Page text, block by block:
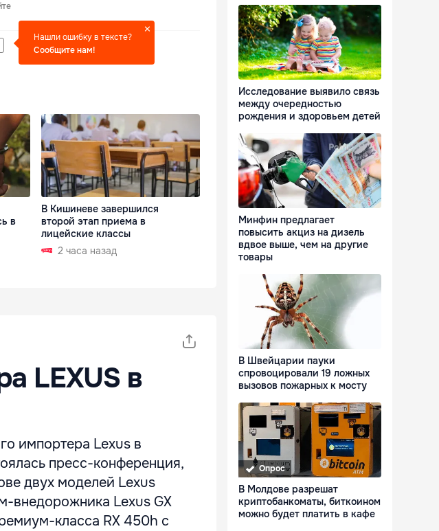
Нашли ошибку в тексте?
Сообщите нам!
в
В Кишиневе завершился
второй этап приема в
лицейские классы
2 часа назад
LEXUS в
импортера Lexus в
пресс-конференция,
двух моделей Lexus
внедорожника Lexus GX
класса RX 450h с
Исследование выявило связь
между очередностью
рождения и здоровьем детей
Минфин предлагает
повысить акциз на дизель
вдвое выше, чем на другие
товары
В Швейцарии пауки
спровоцировали 19 ложных
вызовов пожарных к мосту
Опрос
В Молдове разрешат
криптобанкоматы, биткоином
можно будет платить в кафе